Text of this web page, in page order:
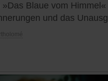
»Das Blaue vom
und das